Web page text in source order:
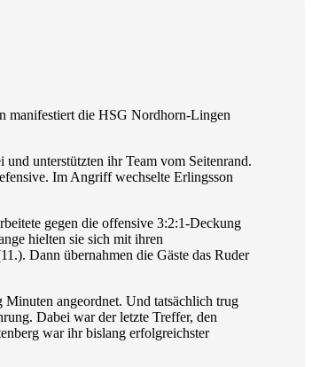
manifestiert die HSG Nordhorn-Lingen
unterstützten ihr Team vom Seitenrand.
Im Angriff wechselte Erlingsson
gegen die offensive 3:2:1-Deckung
hielten sie sich mit ihren
Dann übernahmen die Gäste das Ruder
angeordnet. Und tatsächlich trug
Dabei war der letzte Treffer, den
war ihr bislang erfolgreichster